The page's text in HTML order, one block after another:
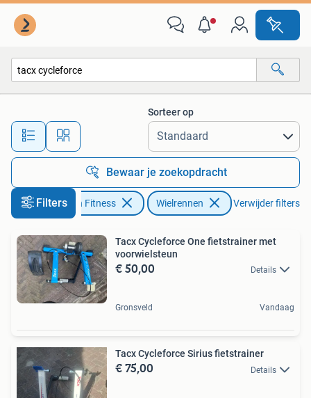
Alle afstanden…
Sorteer op
Bewaar je zoekopdracht
Filters
Sport en Fitness Wielrennen Verwijder filters
Tacx Cycleforce One fietstrainer met
voorwielsteun
€ 50,00 Details
Gronsveld Vandaag
Tacx Cycleforce Sirius fietstrainer
€ 75,00 Details